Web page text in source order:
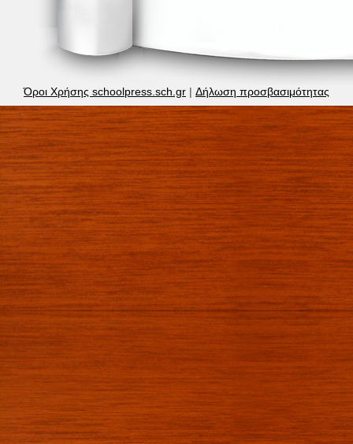
Όροι Χρήσης schoolpress.sch.gr | Δήλωση προσβασιμότητας